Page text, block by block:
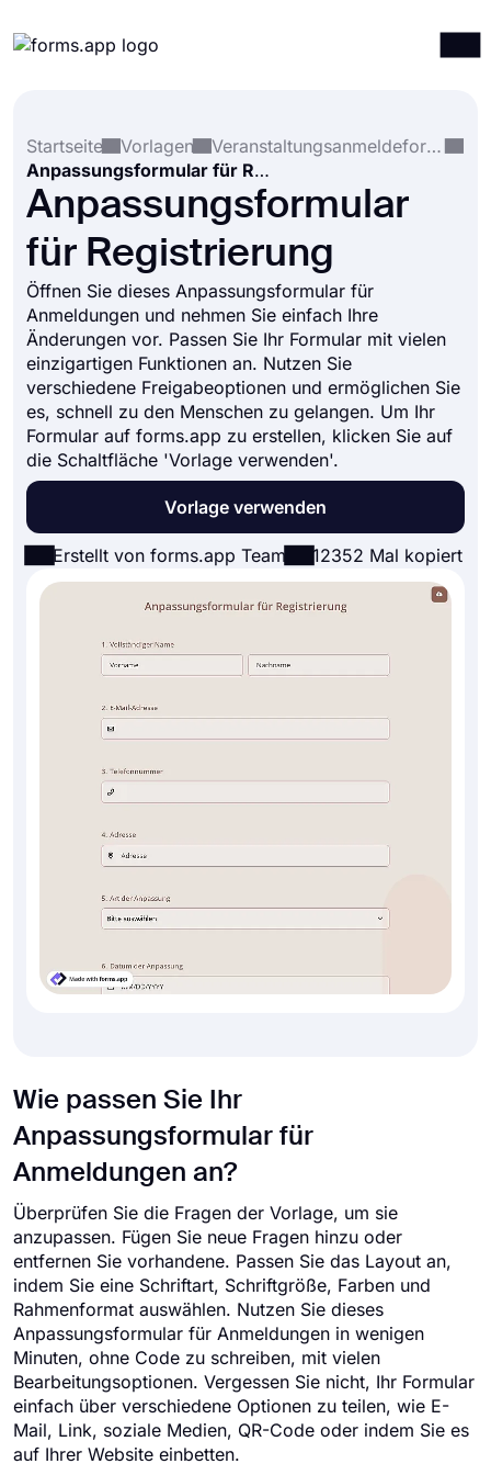
Integrationen
Vorlagen
Ressourcen
Startseite
Vorlagen
Veranstaltungsanmeldeformulare
Anpassungsformular für Registrierung
Anpassungsformular
für Registrierung
Öffnen Sie dieses Anpassungsformular für
Anmeldungen und nehmen Sie einfach Ihre
Änderungen vor. Passen Sie Ihr Formular mit vielen
einzigartigen Funktionen an. Nutzen Sie
verschiedene Freigabeoptionen und ermöglichen Sie
es, schnell zu den Menschen zu gelangen. Um Ihr
Formular auf forms.app zu erstellen, klicken Sie auf
die Schaltfläche 'Vorlage verwenden'.
Vorlage verwenden
Erstellt von forms.app Team 12352 Mal kopiert
Wie passen Sie Ihr
Anpassungsformular für
Anmeldungen an?
Überprüfen Sie die Fragen der Vorlage, um sie
anzupassen. Fügen Sie neue Fragen hinzu oder
entfernen Sie vorhandene. Passen Sie das Layout an,
indem Sie eine Schriftart, Schriftgröße, Farben und
Rahmenformat auswählen. Nutzen Sie dieses
Anpassungsformular für Anmeldungen in wenigen
Minuten, ohne Code zu schreiben, mit vielen
Bearbeitungsoptionen. Vergessen Sie nicht, Ihr Formular
einfach über verschiedene Optionen zu teilen, wie E-
Mail, Link, soziale Medien, QR-Code oder indem Sie es
auf Ihrer Website einbetten.